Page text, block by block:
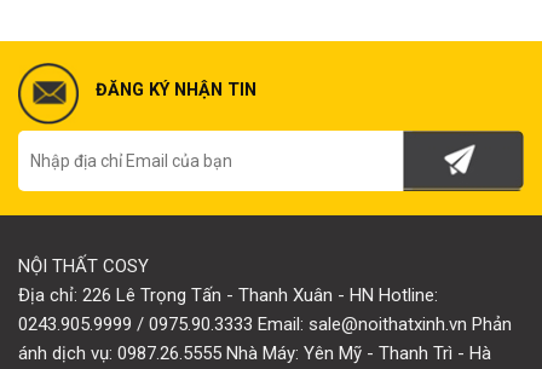
ĐĂNG KÝ NHẬN TIN
NỘI THẤT COSY
Địa chỉ: 226 Lê Trọng Tấn - Thanh Xuân - HN Hotline:
0243.905.9999 / 0975.90.3333 Email: sale@noithatxinh.vn Phản
ánh dịch vụ: 0987.26.5555 Nhà Máy: Yên Mỹ - Thanh Trì - Hà